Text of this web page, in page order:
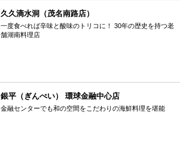
久久滴水洞（茂名南路店）
一度食べれば辛味と酸味のトリコに！ 30年の歴史を持つ老
舗湖南料理店
銀平（ぎんぺい） 環球金融中心店
金融センターでも和の空間をこだわりの海鮮料理を堪能